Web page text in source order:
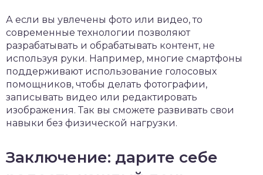
А если вы увлечены фото или видео, то
современные технологии позволяют
разрабатывать и обрабатывать контент, не
используя руки. Например, многие смартфоны
поддерживают использование голосовых
помощников, чтобы делать фотографии,
записывать видео или редактировать
изображения. Так вы сможете развивать свои
навыки без физической нагрузки.
Заключение: дарите себе